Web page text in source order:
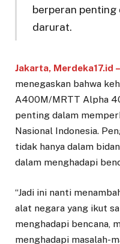
berperan penting
darurat.
Jakarta, Merdeka17.id –
menegaskan bahwa
A400M/MRTT Alpha
penting dalam
Nasional Indonesia.
tidak hanya dalam
dalam menghadapi
“Jadi ini nanti
alat negara yang ikut
menghadapi bencana,
menghadapi masalah-